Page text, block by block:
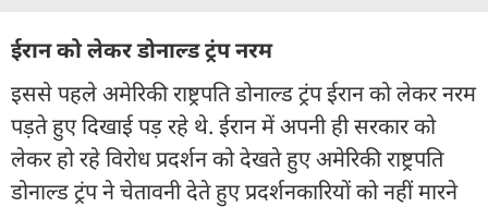
ईरान को लेकर डोनाल्ड ट्रंप नरम
इससे पहले अमेरिकी राष्ट्रपति डोनाल्ड ट्रंप ईरान को लेकर नरम
पड़ते हुए दिखाई पड़ रहे थे. ईरान में अपनी ही सरकार को
लेकर हो रहे विरोध प्रदर्शन को देखते हुए अमेरिकी राष्ट्रपति
डोनाल्ड ट्रंप ने चेतावनी देते हुए प्रदर्शनकारियों को नहीं मारने